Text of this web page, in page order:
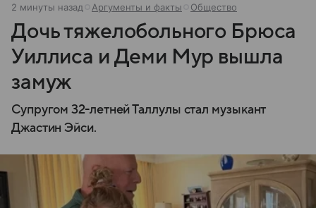
2 минуты назад Аргументы и факты Общество
Дочь тяжелобольного Брюса
Уиллиса и Деми Мур вышла
замуж
Супругом 32-летней Таллулы стал музыкант
Джастин Эйси.